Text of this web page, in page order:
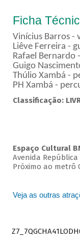
Ficha
Vinícius Barros -
Liêve Ferreira -
Rafael Bernardo
Guigo
Thúlio Xambá -
PH Xambá -
Classificação:
Espaço Cultural
Avenida República
Próximo ao metrô
Veja as outras